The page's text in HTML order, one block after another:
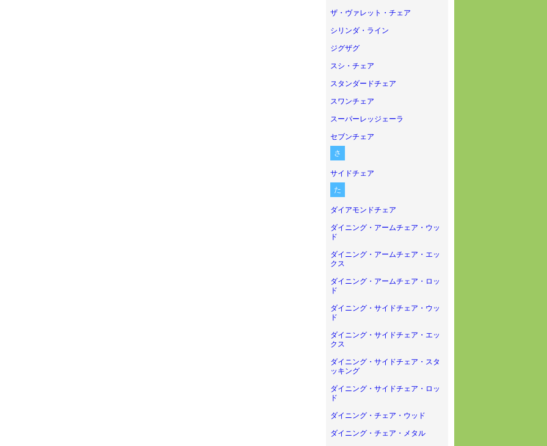
ザ・ヴァレット・チェア
シリンダ・ライン
ジグザグ
スシ・チェア
スタンダードチェア
スワンチェア
スーパーレッジェーラ
セブンチェア
さ
サイドチェア
た
ダイアモンドチェア
ダイニング・アームチェア・ウッ
ド
ダイニング・アームチェア・エッ
クス
ダイニング・アームチェア・ロッ
ド
ダイニング・サイドチェア・ウッ
ド
ダイニング・サイドチェア・エッ
クス
ダイニング・サイドチェア・スタ
ッキング
ダイニング・サイドチェア・ロッ
ド
ダイニング・チェア・ウッド
ダイニング・チェア・メタル